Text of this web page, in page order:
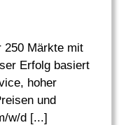
250 Märkte mit
Erfolg basiert
hoher
und
w/d [...]